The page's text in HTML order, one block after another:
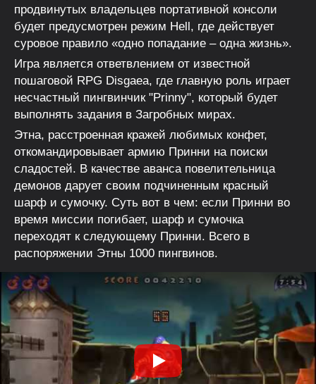
продвинутых владельцев портативной консоли
будет предусмотрен режим Hell, где действует
суровое правило «одно попадание – одна жизнь».
Игра является ответвлением от известной
пошаговой RPG Disgaea, где главную роль играет
несчастный пингвинчик "Prinny", который будет
выполнять задания в Загробных мирах.
Этна, расстроенная кражей любимых конфет,
откомандировывает армию Принни на поиски
сладостей. В качестве аванса повелительница
демонов дарует своим подчиненным красный
шарф и сумочку. Суть вот в чем: если Принни во
время миссии погибает, шарф и сумочка
переходят к следующему Принни. Всего в
распоряжении Этны 1000 пингвинов.